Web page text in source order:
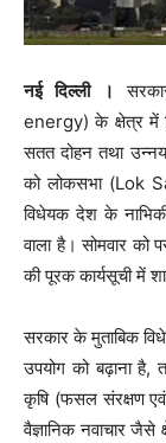
नई दिल्‍ली ।
energy) के क्षेत्र में
सतत दोहन तथा
को लोकसभा (Lok
विधेयक देश के
वाला है। सोमवार को
की पूरक कार्यसूची में
सरकार के मुताबिक
उपयोग को बढ़ाना है,
कृषि (फसल संरक्षण एवं
वैज्ञानिक नवाचार